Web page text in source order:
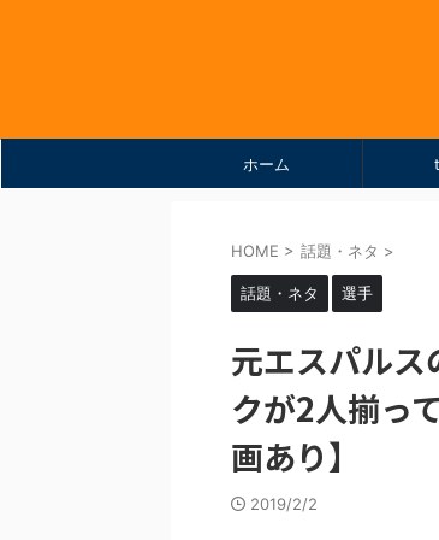
ホーム
HOME > 話題・ネタ >
話題・ネタ 選手
元エスパルス
クが2人揃っ
画あり】
2019/2/2